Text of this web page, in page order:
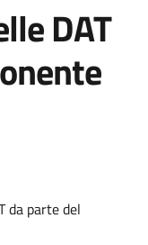
DAT
da parte del